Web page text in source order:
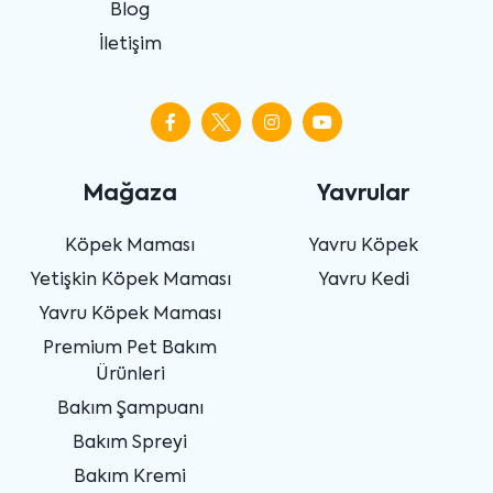
Blog
İletişim
Mağaza
Köpek Maması
Yetişkin Köpek Maması
Yavru Köpek Maması
Premium Pet Bakım
Ürünleri
Bakım Şampuanı
Bakım Spreyi
Bakım Kremi
Yavrular
Yavru Köpek
Yavru Kedi